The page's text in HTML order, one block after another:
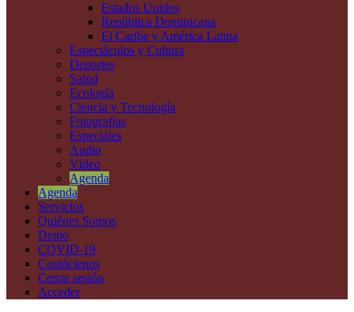
Estados Unidos
República Dominicana
El Caribe y América Latina
Espectáculos y Cultura
Deportes
Salud
Ecología
Ciencia y Tecnología
Fotografías
Especiales
Audio
Vídeo
Agenda
Agenda
Servicios
Quiénes Somos
Demo
COVID-19
Contáctenos
Cerrar sesión
Acceder